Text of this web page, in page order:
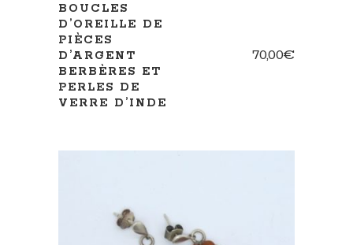
BOUCLES
D’OREILLE DE
PIÈCES
D’ARGENT
BERBÈRES ET
PERLES DE
VERRE D’INDE
70,00€